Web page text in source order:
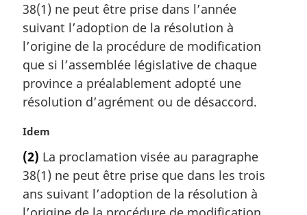
a
e
:
e
m
a
g
i
n
l
:
38(1) ne peut être prise dans l’année
suivant l’adoption de la résolution à
l’origine de la procédure de modification
que si l’assemblée législative de chaque
province a préalablement adopté une
résolution d’agrément ou de désaccord.
N
t
e
m
a
Idem
(2) La proclamation visée au paragraphe
38(1) ne peut être prise que dans les trois
ans suivant l’adoption de la résolution à